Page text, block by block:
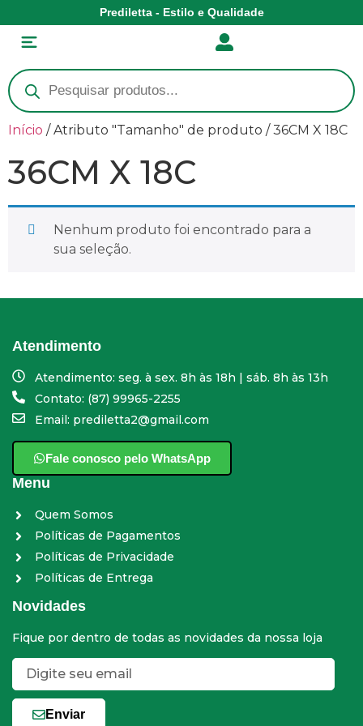
Prediletta - Estilo e Qualidade
Início / Atributo "Tamanho" de produto / 36CM X 18C
36CM X 18C
Nenhum produto foi encontrado para a
sua seleção.
Atendimento
Atendimento: seg. à sex. 8h às 18h | sáb. 8h às 13h
Contato: (87) 99965-2255
Email: prediletta2@gmail.com
Fale conosco pelo WhatsApp
Menu
Quem Somos
Políticas de Pagamentos
Políticas de Privacidade
Políticas de Entrega
Novidades
Fique por dentro de todas as novidades da nossa loja
Enviar